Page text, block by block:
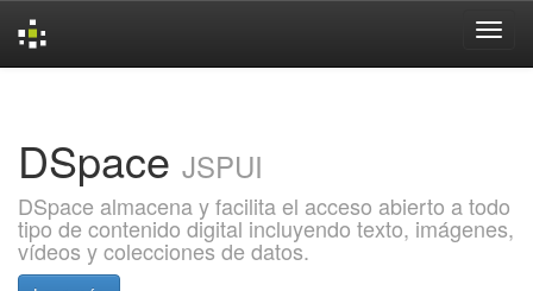
DSpace JSPUI
DSpace almacena y facilita el acceso abierto a todo
tipo de contenido digital incluyendo texto, imágenes,
vídeos y colecciones de datos.